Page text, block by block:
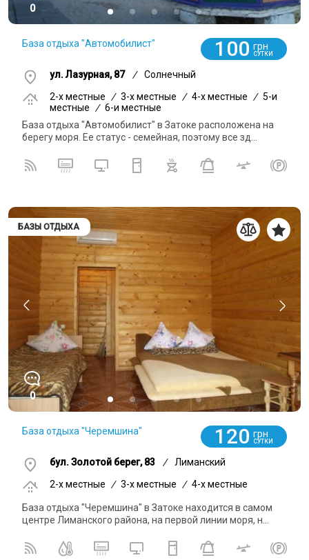
0
База отдыха "Автомобилист" 100 грн
СУТКИ
ул. Лазурная, 87 /
Солнечный
2-x местные
/ 3-x местные / 4-x местные / 5-и
местные
/ 6-и местные
База отдыха "Автомобилист" в Затоке расположена на
берегу моря. Ее статус - семейная, поэтому все зд...
БАЗЫ ОТДЫХА
0
База отдыха "Черемшина" 120 грн
СУТКИ
бул. Золотой берег, 83 /
Лиманский
2-x местные
/ 3-x местные / 4-x местные
База отдыха "Черемшина" в Затоке находится в самом
центре Лиманского района, на первой линии моря, н...